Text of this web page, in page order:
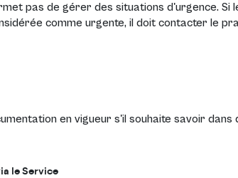
pas de gérer des situations d'urgence. Si
comme urgente, il doit contacter le
en vigueur s'il souhaite savoir dans
le Service